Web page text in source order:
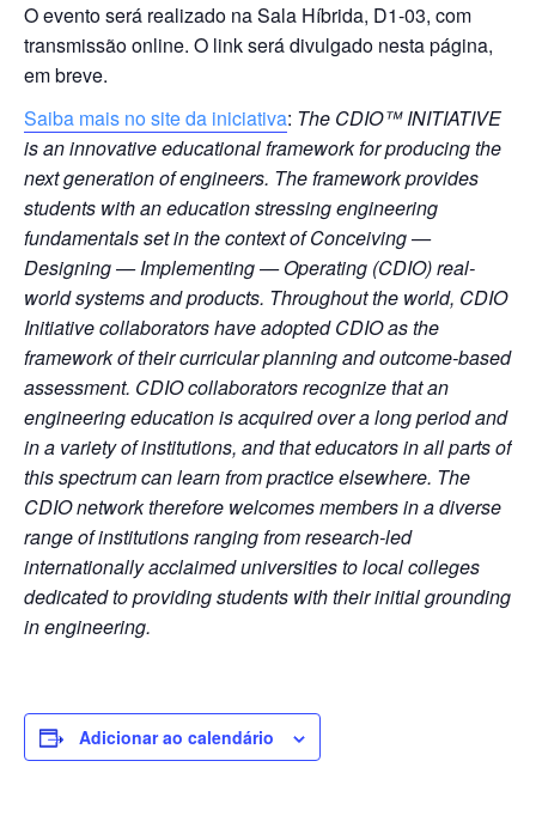
O evento será realizado na Sala Híbrida, D1-03, com
transmissão online. O link será divulgado nesta página,
em breve.
Saiba mais no site da iniciativa: The CDIO™ INITIATIVE
is an innovative educational framework for producing the
next generation of engineers. The framework provides
students with an education stressing engineering
fundamentals set in the context of Conceiving —
Designing — Implementing — Operating (CDIO) real-
world systems and products. Throughout the world, CDIO
Initiative collaborators have adopted CDIO as the
framework of their curricular planning and outcome-based
assessment. CDIO collaborators recognize that an
engineering education is acquired over a long period and
in a variety of institutions, and that educators in all parts of
this spectrum can learn from practice elsewhere. The
CDIO network therefore welcomes members in a diverse
range of institutions ranging from research-led
internationally acclaimed universities to local colleges
dedicated to providing students with their initial grounding
in engineering.
Adicionar ao calendário